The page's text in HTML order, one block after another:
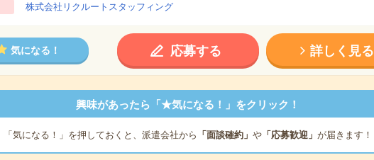
株式会社リクルートスタッフィング
気になる！ 応募する 詳しく見る
興味があったら「★気になる！」をクリック！
「気になる！」を押しておくと、派遣会社から 「面談確約」 や「応募歓迎」 が届きます！